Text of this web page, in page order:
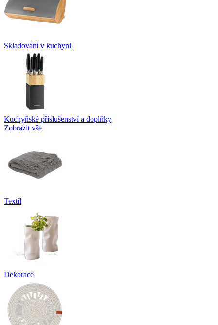
Skladování v kuchyni
Kuchyňské příslušenství a doplňky
Zobrazit vše
Textil
Dekorace